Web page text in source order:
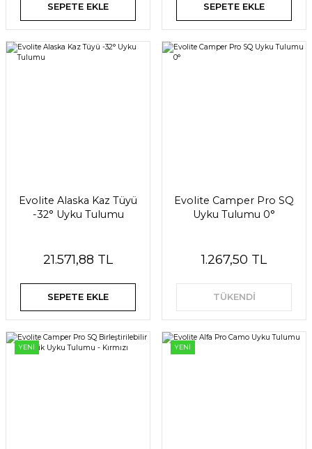
SEPETE EKLE SEPETE EKLE
Evolite Alaska Kaz Tüyü
-32° Uyku Tulumu
21.571,88 TL
SEPETE EKLE
Evolite Camper Pro SQ
Uyku Tulumu 0°
1.267,50 TL
TÜKENDİ
YENİ YENİ